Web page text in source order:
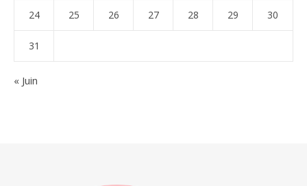
24 25 26 27 28 29 30
31
« Juin